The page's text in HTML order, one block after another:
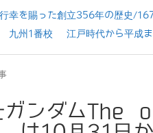
幸を賜った創立356年の歴史/
九州1番校 江戸時代から平成
ガンダムThe